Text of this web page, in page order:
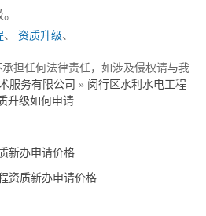
、 资质升级、
担任何法律责任，如涉及侵权请与我
服务有限公司 » 闵行区水利水电工程
升级如何申请
新办申请价格
资质新办申请价格